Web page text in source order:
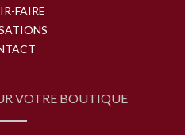
FAIRE
VOTRE BOUTIQUE